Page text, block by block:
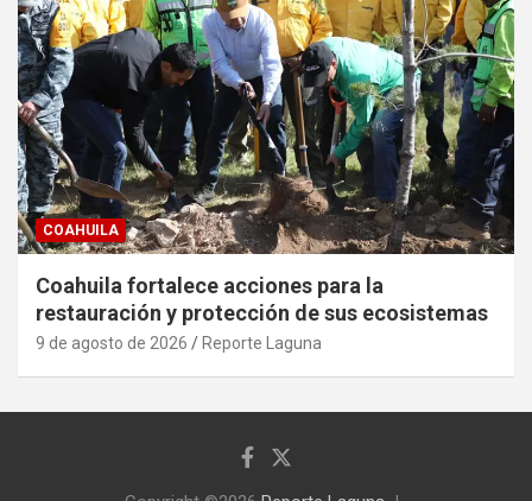
COAHUILA
Coahuila fortalece acciones para la
restauración y protección de sus ecosistemas
9 de agosto de 2026 Reporte Laguna